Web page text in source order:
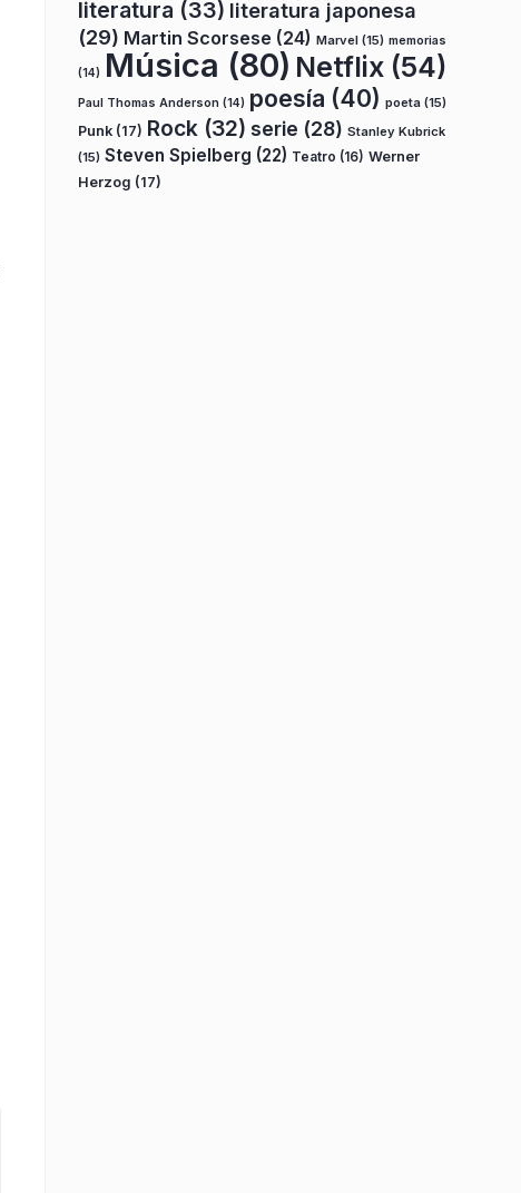
literatura (33) literatura japonesa
(29) Martin Scorsese (24) Marvel (15) memorias
(14) Música (80) Netflix (54)
Paul Thomas Anderson (14) poesía (40) poeta (15)
Punk (17) Rock (32) serie (28) Stanley Kubrick
(15) Steven Spielberg (22) Teatro (16) Werner
Herzog (17)